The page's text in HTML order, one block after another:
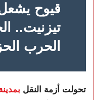
قيوح
تيزنيت..
الحرب
تحولت أزمة النقل